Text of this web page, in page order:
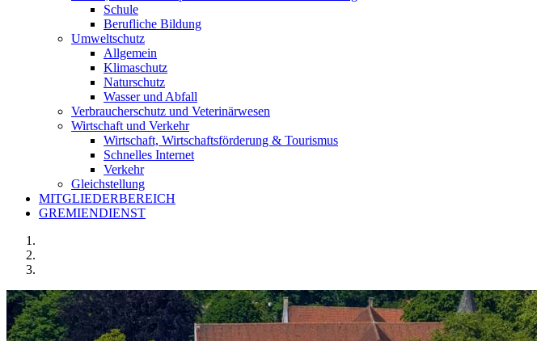
Schule
Berufliche Bildung
Umweltschutz
Allgemein
Klimaschutz
Naturschutz
Wasser und Abfall
Verbraucherschutz und Veterinärwesen
Wirtschaft und Verkehr
Wirtschaft, Wirtschaftsförderung & Tourismus
Schnelles Internet
Verkehr
Gleichstellung
MITGLIEDERBEREICH
GREMIENDIENST